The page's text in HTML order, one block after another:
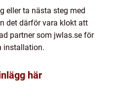
eller ta nästa steg med
det därför vara klokt att
partner som jwlas.se för
installation.
här